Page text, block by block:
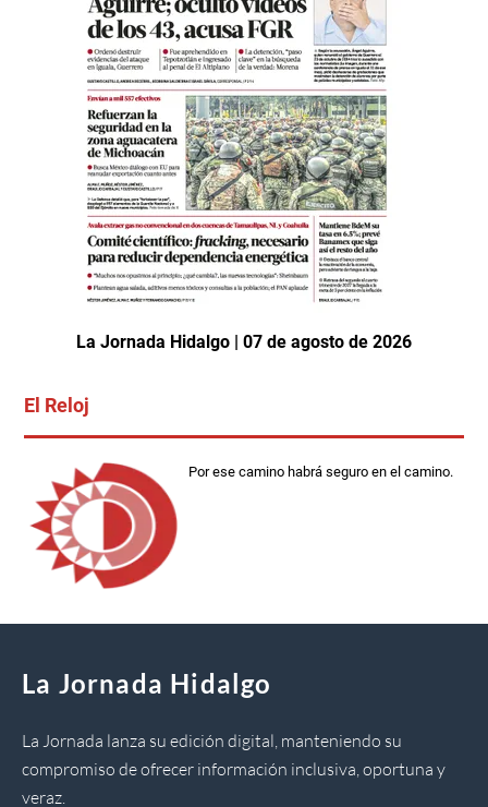
La Jornada Hidalgo | 07 de agosto de 2026
El Reloj
Por ese camino habrá seguro en el camino.
La Jornada Hidalgo
La Jornada lanza su edición digital, manteniendo su
compromiso de ofrecer información inclusiva, oportuna y
veraz.